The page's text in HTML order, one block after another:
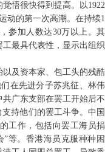
悟很快得到提高。以1922
动的第一次高潮。在持续1
参加人数达30万以上。其
最具代表性，显示出组织
及资本家、包工头的残酷
在先进分子苏兆征、林伟
广东支部在罢工开始后不
持他们的罢工斗争。中国
工作，包括向罢工海员捐
等。香港海员克服种种困